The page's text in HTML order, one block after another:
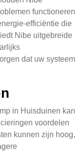
functioneren
efficiëntie die
Nibe uitgebreide
dat uw systeem
in Huisduinen kan
voordelen
kunnen zijn hoog,